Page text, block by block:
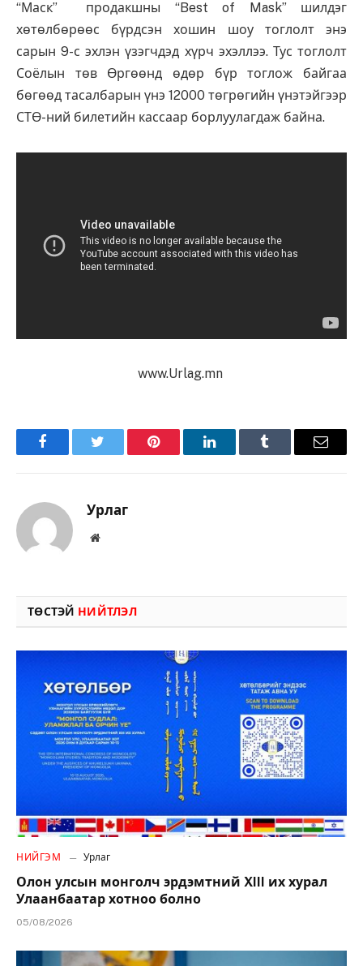
“Маск” продакшны “Best of Mask” шилдэг
хөтөлбөрөөс бүрдсэн хошин шоу тоглолт энэ
сарын 9-с эхлэн үзэгчдэд хүрч эхэллээ. Тус тоглолт
Соёлын төв Өргөөнд өдөр бүр тоглож байгаа
бөгөөд тасалбарын үнэ 12000 төгрөгийн үнэтэйгээр
СТӨ-ний билетийн кассаар борлуулагдаж байна.
www.Urlag.mn
FacebookTwitter Pinterest LinkedInTumblr Имэйл
Урлаг
Вэбсайт
ТӨСТЭЙ НИЙТЛЭЛ
НИЙГЭМ Урлаг
Олон улсын монголч эрдэмтний XIII их хурал
Улаанбаатар хотноо болно
05/08/2026